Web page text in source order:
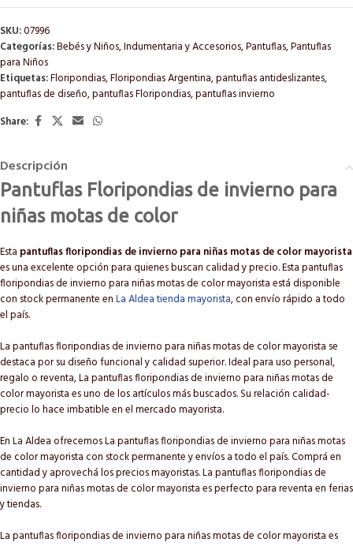
SKU:07996
Categorías:Bebés y Niños,Indumentaria y Accesorios,Pantuflas,Pantuflas
para Niños
Etiquetas:Floripondias,Floripondias Argentina,pantuflas antideslizantes,
pantuflas de diseño,pantuflas Floripondias,pantuflas invierno
Share:
Descripción
Pantuflas Floripondias de invierno para
niñas motas de color
Esta pantuflas floripondias de invierno para niñas motas de color mayorista
es una excelente opción para quienes buscan calidad y precio. Esta pantuflas
floripondias de invierno para niñas motas de color mayorista está disponible
con stock permanente enLa Aldea tienda mayorista, con envío rápido a todo
el país.
La pantuflas floripondias de invierno para niñas motas de color mayorista se
destaca por su diseño funcional y calidad superior. Ideal para uso personal,
regalo o reventa, La pantuflas floripondias de invierno para niñas motas de
color mayorista es uno de los artículos más buscados. Su relación calidad-
precio lo hace imbatible en el mercado mayorista.
En La Aldea ofrecemos La pantuflas floripondias de invierno para niñas motas
de color mayorista con stock permanente y envíos a todo el país. Comprá en
cantidad y aprovechá los precios mayoristas. La pantuflas floripondias de
invierno para niñas motas de color mayorista es perfecto para reventa en ferias
y tiendas.
La pantuflas floripondias de invierno para niñas motas de color mayorista es